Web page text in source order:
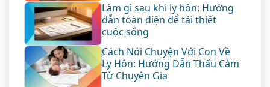
Làm gì sau khi ly hôn: Hướng
dẫn toàn diện để tái thiết
cuộc sống
Cách Nói Chuyện Với Con Về
Ly Hôn: Hướng Dẫn Thấu Cảm
Từ Chuyên Gia